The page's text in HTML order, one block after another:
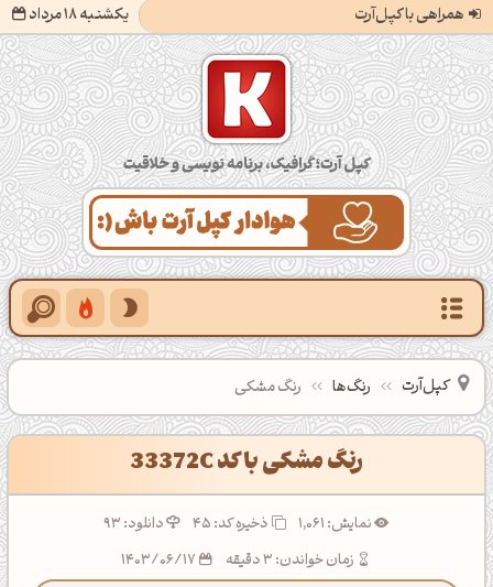
همراهی با کپل‌آرت یکشنبه 18 مرداد کپل‌آرت؛ گرافیک، برنامه‌نویسی و خلاقیت
کپل‌آرت رنگ‌ها رنگ مشکی
رنگ مشکی با کد 33372C
نمایش: 1,061 ذخیره کد:45
دانلود: 93
زمان خواندن: 3 دقیقه